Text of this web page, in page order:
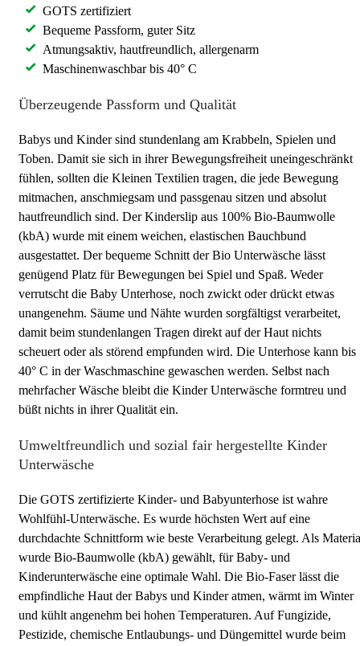
GOTS zertifiziert
Bequeme Passform, guter Sitz
Atmungsaktiv, hautfreundlich, allergenarm
Maschinenwaschbar bis 40° C
Überzeugende Passform und Qualität
Babys und Kinder sind stundenlang am Krabbeln, Spielen und
Toben. Damit sie sich in ihrer Bewegungsfreiheit uneingeschränkt
fühlen, sollten die Kleinen Textilien tragen, die jede Bewegung
mitmachen, anschmiegsam und passgenau sitzen und absolut
hautfreundlich sind. Der Kinderslip aus 100% Bio-Baumwolle
(kbA) wurde mit einem weichen, elastischen Bauchbund
ausgestattet. Der bequeme Schnitt der Bio Unterwäsche lässt
genügend Platz für Bewegungen bei Spiel und Spaß. Weder
verrutscht die Baby Unterhose, noch zwickt oder drückt etwas
unangenehm. Säume und Nähte wurden sorgfältigst verarbeitet,
damit beim stundenlangen Tragen direkt auf der Haut nichts
scheuert oder als störend empfunden wird. Die Unterhose kann bis
40° C in der Waschmaschine gewaschen werden. Selbst nach
mehrfacher Wäsche bleibt die Kinder Unterwäsche formtreu und
büßt nichts in ihrer Qualität ein.
Umweltfreundlich und sozial fair hergestellte Kinder
Unterwäsche
Die GOTS zertifizierte Kinder- und Babyunterhose ist wahre
Wohlfühl-Unterwäsche. Es wurde höchsten Wert auf eine
durchdachte Schnittform wie beste Verarbeitung gelegt. Als
wurde Bio-Baumwolle (kbA) gewählt, für Baby- und
Kinderunterwäsche eine optimale Wahl. Die Bio-Faser lässt die
empfindliche Haut der Babys und Kinder atmen, wärmt im Winter
und kühlt angenehm bei hohen Temperaturen. Auf Fungizide,
Pestizide, chemische Entlaubungs- und Düngemittel wurde beim